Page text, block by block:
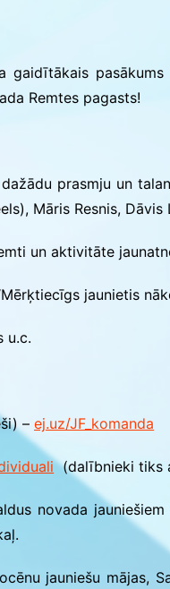
pirmsskolās
gaidītākais
Remtes pagasts!
prasmju un
Māris Resnis,
aktivitāte
jaunietis
– ej.uz/JF_komanda
(dalībnieki tiks
novada
jauniešu mājas,